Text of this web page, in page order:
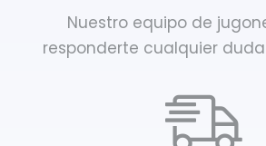
Nuestro equipo de
responderte cualquier